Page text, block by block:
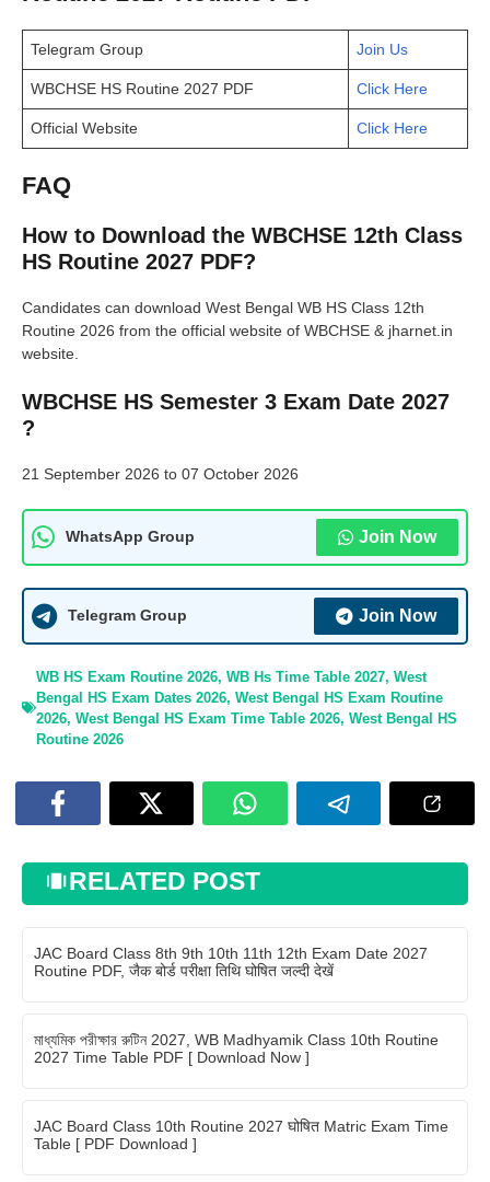
Telegram Group Join Us
WBCHSE HS Routine 2027 PDF Click Here
Official Website Click Here
FAQ
How to Download the WBCHSE 12th Class
HS Routine 2027 PDF?
Candidates can download West Bengal WB HS Class 12th
Routine 2026 from the official website of WBCHSE & jharnet.in
website.
WBCHSE HS Semester 3 Exam Date 2027
?
21 September 2026 to 07 October 2026
WhatsApp Group Join Now
Telegram Group Join Now
WB HS Exam Routine 2026, WB Hs Time Table 2027, West
Bengal HS Exam Dates 2026, West Bengal HS Exam Routine
2026, West Bengal HS Exam Time Table 2026, West Bengal HS
Routine 2026
RELATED POST
JAC Board Class 8th 9th 10th 11th 12th Exam Date 2027
Routine PDF, जैक बोर्ड परीक्षा तिथि घोषित जल्दी देखें
মাধ্যমিক পরীক্ষার রুটিন 2027, WB Madhyamik Class 10th Routine
2027 Time Table PDF [ Download Now ]
JAC Board Class 10th Routine 2027 घोषित Matric Exam Time
Table [ PDF Download ]